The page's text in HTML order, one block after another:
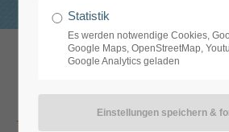
Anmelden
|Lost your password?
Initiativ-Bewerber
Statistik
Es werden notwendige Cookies,
Google Maps, OpenStreetMap,
Google Analytics geladen